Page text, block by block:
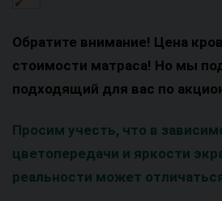
Обратите внимание! Цена
стоимости матраса! Но мы
подходящий для вас по
Просим учесть, что в
цветопередачи и яркости
реальности может